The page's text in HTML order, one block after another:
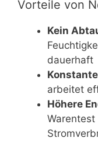
Vorteile von
Kein
dauerhaft
arbeitet
Höhere